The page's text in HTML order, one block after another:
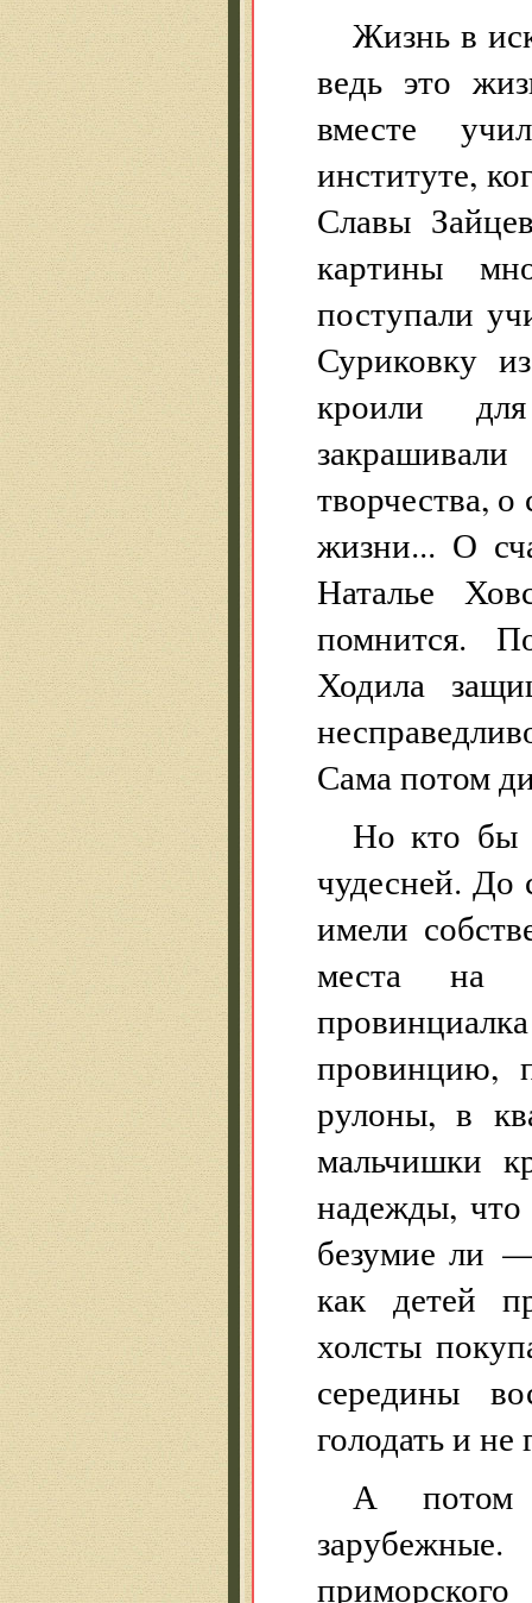
Жизнь в
ведь это
вместе
институте,
Славы
картины
поступали
Суриковку
кроили
творчества,
жизни... О
Наталье
помнится.
Ходила
Сама потом
Но кто бы
чудесней. До
имели
места на
провинцию,
рулоны, в
мальчишки
надежды, что
безумие ли
как детей
холсты
середины
голодать и не
А потом